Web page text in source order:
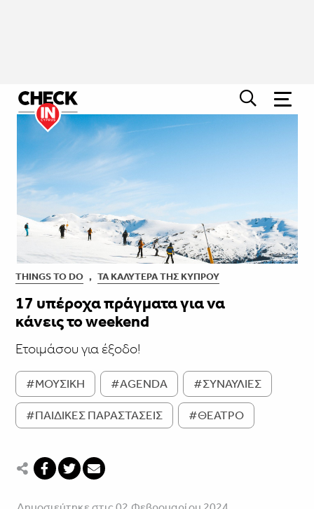
THINGS TO DO , ΤΑ ΚΑΛΎΤΕΡΑ ΤΗΣ ΚΎΠΡΟΥ
17 υπέροχα πράγματα για να
κάνεις το weekend
Ετοιμάσου για έξοδο!
#ΜΟΥΣΙΚΗ #AGENDA #ΣΥΝΑΥΛΙΕΣ
#ΠΑΙΔΙΚΕΣ ΠΑΡΑΣΤΑΣΕΙΣ #ΘΕΑΤΡΟ